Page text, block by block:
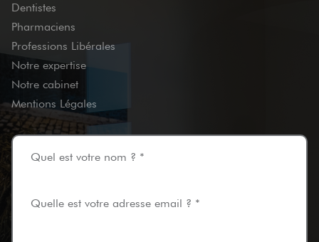
Dentistes
Pharmaciens
Professions Libérales
Notre expertise
Notre cabinet
Mentions Légales
Quel est votre nom ? *
Quelle est votre adresse email ? *